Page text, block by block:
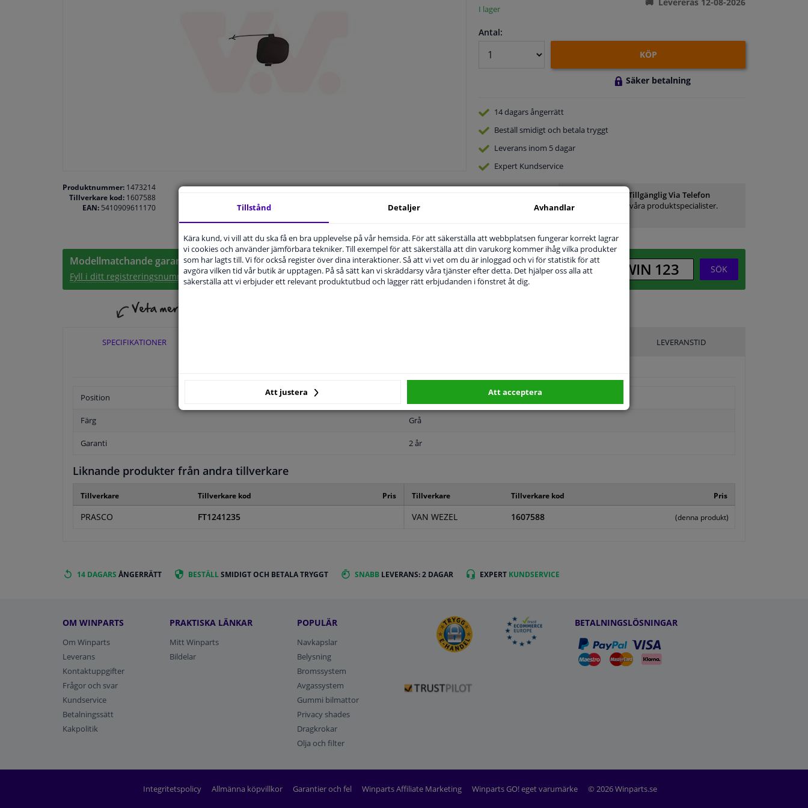
Produktnummer: 1473214
Tillverkare kod: 1607588
EAN: 5410909611170
I lager
Antal:
KÖP
Säker betalning
14 dagarsångerrätt
Beställ smidigt och betala tryggt
Leverans inom 5 dagar
Expert Kundservice
Inte Tillgänglig Via Telefon
Ställ din fråga hos våra produktspecialister.
Modellmatchande garanti, Hitta rätt bildelar.
Fyll i ditt registreringsnummerellerVälj din bil.
SÖK
SPECIFIKATIONER LEVERANSTID
Position
Färg Grå
Garanti 2 år
Liknande produkter från andra tillverkare
Tillverkare Tillverkare kod Pris
PRASCO FT1241235
Tillverkare Tillverkare kod Pris
VAN WEZEL 1607588 (denna produkt)
14 DAGARS ÅNGERRÄTT BESTÄLLSMIDIGT OCH BETALA TRYGGT SNABB LEVERANS: 2 DAGAR EXPERT KUNDSERVICE
OM WINPARTS
Om Winparts
Leverans
Kontaktuppgifter
Frågor och svar
Kundservice
Betalningssätt
Kakpolitik
PRAKTISKA LÄNKAR
Mitt Winparts
Bildelar
POPULÄR
Navkapslar
Belysning
Bromssystem
Avgassystem
Gummi bilmattor
Privacy shades
Dragkrokar
Olja och filter
BETALNINGSLÖSNINGAR
Integritetspolicy Allmänna köpvillkor Garantier och fel Winparts Affiliate Marketing Winparts GO! eget varumärke © 2026 Winparts.se
Tillstånd Detaljer Avhandlar
Kära kund, vi vill att du ska få en bra upplevelse på vår hemsida. För att säkerställa att webbplatsen fungerar korrekt lagrar
vi cookies och använder jämförbara tekniker. Till exempel för att säkerställa att din varukorg kommer ihåg vilka produkter
som har lagts till. Vi för också register över dina interaktioner. Så att vi vet om du är inloggad och vi för statistik för att
avgöra vilken tid vår butik är upptagen. På så sätt kan vi skräddarsy våra tjänster efter detta. Det hjälper oss alla att
säkerställa att vi erbjuder ett relevant produktutbud och lägger rätt erbjudanden i fönstret åt dig.
Att justera Att acceptera